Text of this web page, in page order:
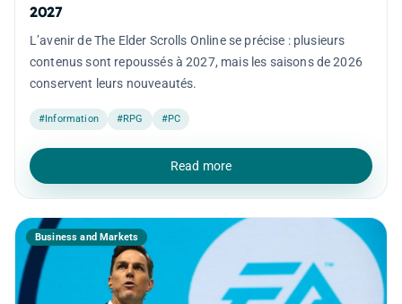
2027
L’avenir de The Elder Scrolls Online se précise : plusieurs
contenus sont repoussés à 2027, mais les saisons de 2026
conservent leurs nouveautés.
#Information #RPG #PC
Read more
Business and Markets